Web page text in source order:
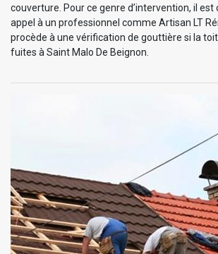
couverture. Pour ce genre d’intervention, il est
appel à un professionnel comme Artisan LT
procède à une vérification de gouttière si la
fuites à Saint Malo De Beignon.